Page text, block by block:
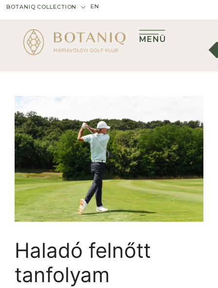
BOTANIQ COLLECTION EN
MENÜ
Haladó felnőtt
tanfolyam